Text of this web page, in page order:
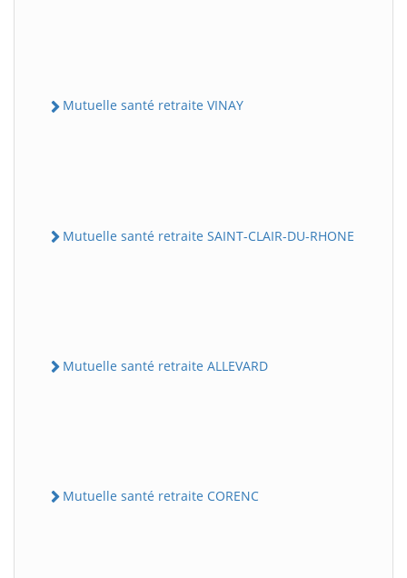
Mutuelle santé retraite VINAY
Mutuelle santé retraite SAINT-CLAIR-DU-RHONE
Mutuelle santé retraite ALLEVARD
Mutuelle santé retraite CORENC